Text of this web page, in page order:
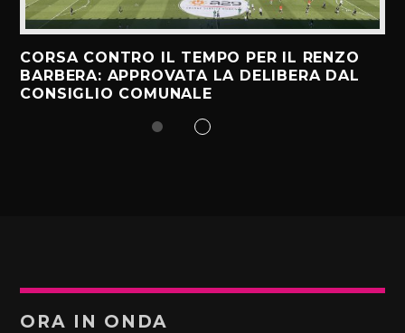
CORSA CONTRO IL TEMPO PER IL RENZO
BARBERA: APPROVATA LA DELIBERA DAL
CONSIGLIO COMUNALE
ORA IN ONDA